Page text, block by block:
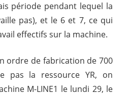
période pendant lequel la
pas), et le 6 et 7, ce qui
effectifs sur la machine.
ordre de fabrication de 700
pas la ressource YR, on
M-LINE1 le lundi 29, le